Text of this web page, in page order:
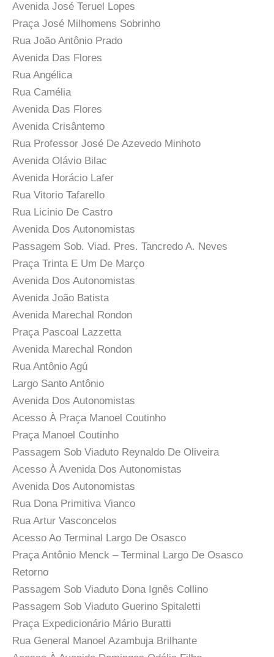
Avenida José Teruel Lopes
Praça José Milhomens Sobrinho
Rua João Antônio Prado
Avenida Das Flores
Rua Angélica
Rua Camélia
Avenida Das Flores
Avenida Crisântemo
Rua Professor José De Azevedo Minhoto
Avenida Olávio Bilac
Avenida Horácio Lafer
Rua Vitorio Tafarello
Rua Licinio De Castro
Avenida Dos Autonomistas
Passagem Sob. Viad. Pres. Tancredo A. Neves
Praça Trinta E Um De Março
Avenida Dos Autonomistas
Avenida João Batista
Avenida Marechal Rondon
Praça Pascoal Lazzetta
Avenida Marechal Rondon
Rua Antônio Agú
Largo Santo Antônio
Avenida Dos Autonomistas
Acesso À Praça Manoel Coutinho
Praça Manoel Coutinho
Passagem Sob Viaduto Reynaldo De Oliveira
Acesso À Avenida Dos Autonomistas
Avenida Dos Autonomistas
Rua Dona Primitiva Vianco
Rua Artur Vasconcelos
Acesso Ao Terminal Largo De Osasco
Praça Antônio Menck – Terminal Largo De Osasco
Retorno
Passagem Sob Viaduto Dona Ignês Collino
Passagem Sob Viaduto Guerino Spitaletti
Praça Expedicionário Mário Buratti
Rua General Manoel Azambuja Brilhante